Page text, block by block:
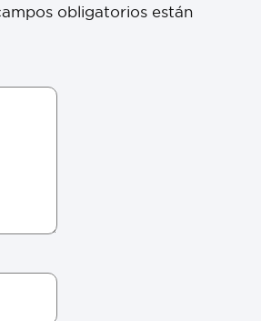
obligatorios están